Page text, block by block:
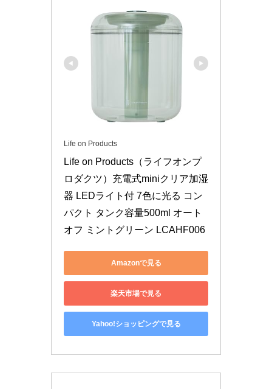
Life on Products
Life on Products（ライフオンプ
ロダクツ）充電式miniクリア加湿
器 LEDライト付 7色に光る コン
パクト タンク容量500ml オート
オフ ミントグリーン LCAHF006
Amazonで見る
楽天市場で見る
Yahoo!ショッピングで見る